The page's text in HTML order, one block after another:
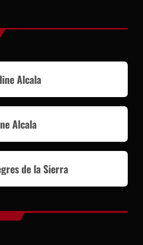
Alcala
Alcala
de la Sierra